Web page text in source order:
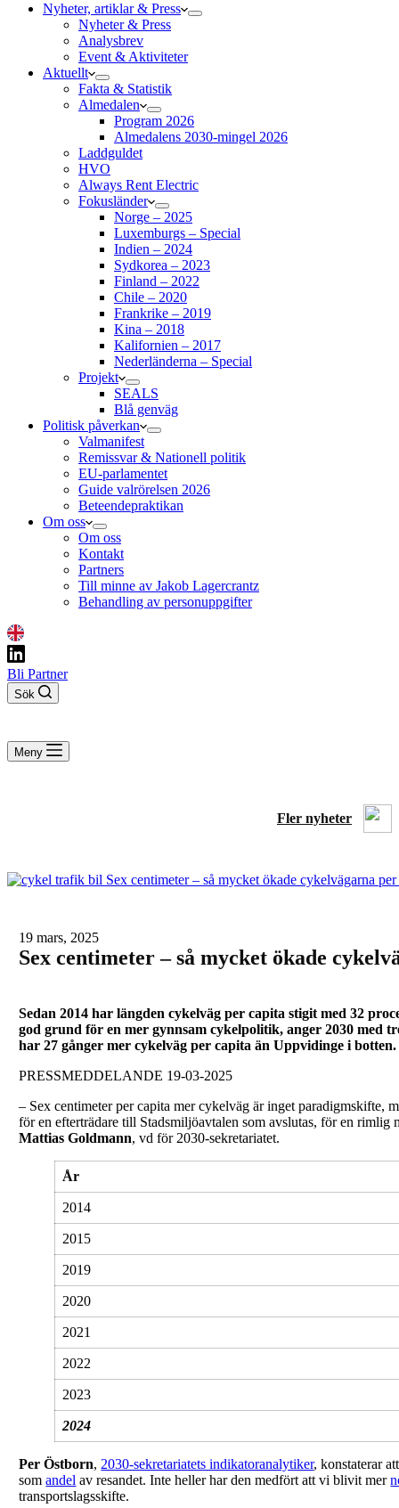
Nyheter, artiklar & Press
Nyheter & Press
Analysbrev
Event & Aktiviteter
Aktuellt
Fakta & Statistik
Almedalen
Program 2026
Almedalens 2030-mingel 2026
Laddguldet
HVO
Always Rent Electric
Fokusländer
Norge – 2025
Luxemburgs – Special
Indien – 2024
Sydkorea – 2023
Finland – 2022
Chile – 2020
Frankrike – 2019
Kina – 2018
Kalifornien – 2017
Nederländerna – Special
Projekt
SEALS
Blå genväg
Politisk påverkan
Valmanifest
Remissvar & Nationell politik
EU-parlamentet
Guide valrörelsen 2026
Beteendepraktikan
Om oss
Om oss
Kontakt
Partners
Till minne av Jakob Lagercrantz
Behandling av personuppgifter
Bli Partner
Sök
Meny
Fler nyheter
19 mars, 2025
Sex centimeter – så mycket ökade
Sedan 2014 har längden cykelväg per capita stigit med 32
god grund för en mer gynnsam cykelpolitik, anger 2030 med
har 27 gånger mer cykelväg per capita än Uppvidinge i botten.
PRESSMEDDELANDE 19-03-2025
– Sex centimeter per capita mer cykelväg är inget paradigmskifte,
för en efterträdare till Stadsmiljöavtalen som avslutas, för en
Mattias Goldmann, vd för 2030-sekretariatet.
År
2014
2015
2019
2020
2021
2022
2023
2024
Per Östborn, 2030-sekretariatets indikatoranalytiker, konstaterar
somandel av resandet. Inte heller har den medfört att vi blivit mer
transportslagsskifte.